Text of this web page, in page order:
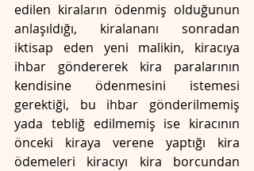
edilen kiraların ödenmiş olduğunun
anlaşıldığı, kiralananı sonradan
iktisap eden yeni malikin, kiracıya
ihbar göndererek kira paralarının
kendisine ödenmesini istemesi
gerektiği, bu ihbar gönderilmemiş
yada tebliğ edilmemiş ise kiracının
önceki kiraya verene yaptığı kira
ödemeleri kiracıyı kira borcundan